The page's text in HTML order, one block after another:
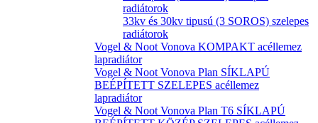
radiátorok
33kv és 30kv tipusú (3 SOROS) szelepes
radiátorok
Vogel & Noot Vonova KOMPAKT acéllemez
lapradiátor
Vogel & Noot Vonova Plan SÍKLAPÚ
BEÉPÍTETT SZELEPES acéllemez
lapradiátor
Vogel & Noot Vonova Plan T6 SÍKLAPÚ